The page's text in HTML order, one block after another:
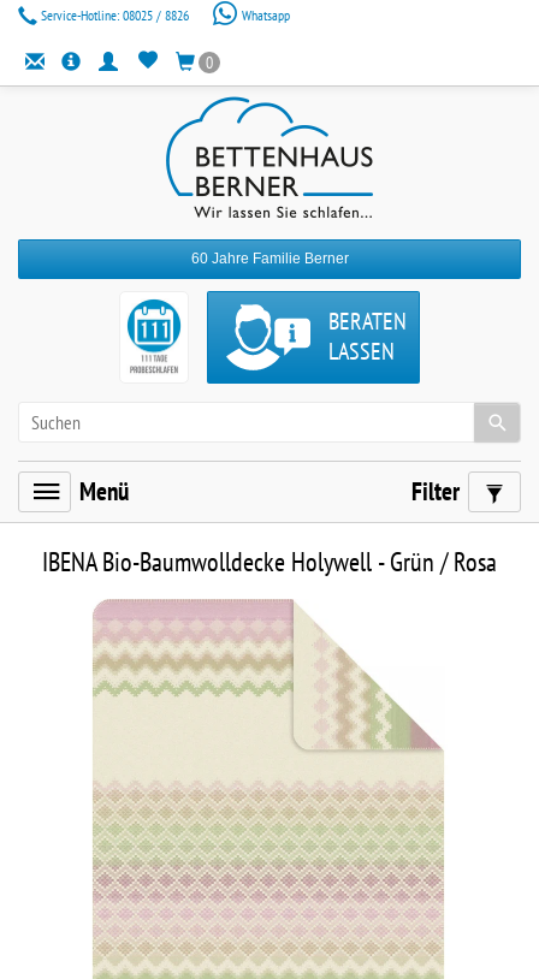
Service-Hotline: 08025 / 8826 Whatsapp
0
60 Jahre Familie Berner
BERATEN
LASSEN
Menü Filter
IBENA Bio-Baumwolldecke Holywell - Grün / Rosa